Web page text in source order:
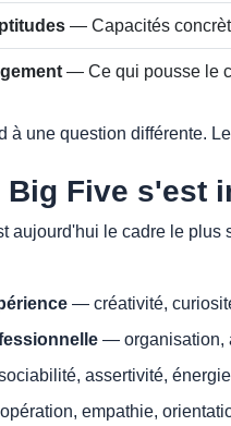
— Capacités
— Ce qui pousse le
à une question différente.
Five s'est
aujourd'hui le cadre le
— créativité,
— organisation,
assertivité,
empathie,